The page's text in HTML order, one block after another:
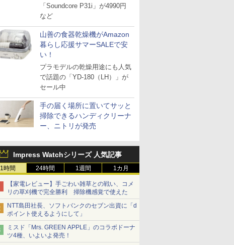
「Soundcore P31i」が4990円
など
山善の食器乾燥機がAmazon
暮らし応援サマーSALEで安
い！
プラモデルの乾燥用途にも人気
で話題の「YD-180（LH）」が
セール中
手の届く場所に置いてサッと
掃除できるハンディクリーナ
ー、ニトリが発売
Impress Watchシリーズ 人気記事
1時間 24時間 1週間 1カ月
【家電レビュー】手ごわい雑草との戦い、コメ
リの草刈機で完全勝利 掃除機感覚で使えた
NTT島田社長、ソフトバンクのセブン出資に「d
ポイント使えるようにして」
ミスド「Mrs. GREEN APPLE」のコラボドーナ
ツ4種、いよいよ発売！